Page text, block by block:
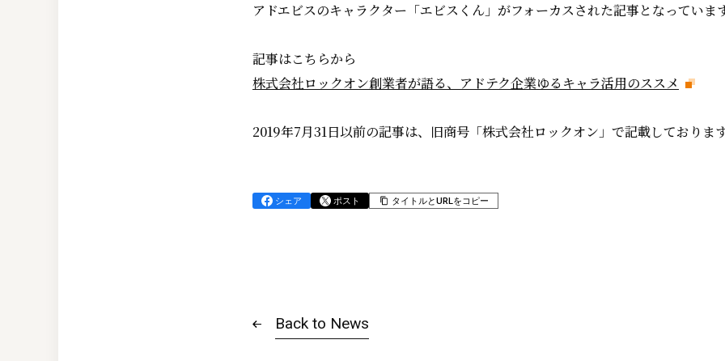
アドエビスのキャラクター「エビスくん」がフォーカスされた記事となっていま
記事はこちらから
株式会社ロックオン創業者が語る、アドテク企業ゆるキャラ活用のススメ
2019年7月31日以前の記事は、旧商号「株式会社ロックオン」で記載しておりま
シェア ポスト タイトルとURLをコピー
Back to News